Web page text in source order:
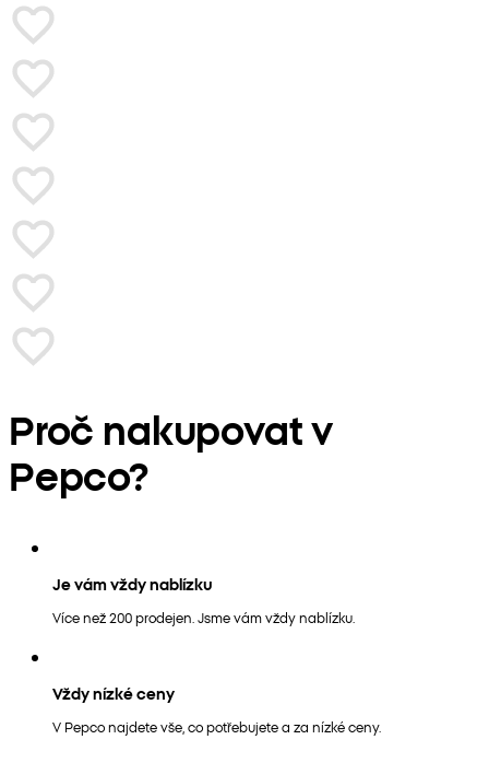
Proč nakupovat v
Pepco?
Je vám vždy nablízku
Více než 200 prodejen. Jsme vám vždy nablízku.
Vždy nízké ceny
V Pepco najdete vše, co potřebujete a za nízké ceny.